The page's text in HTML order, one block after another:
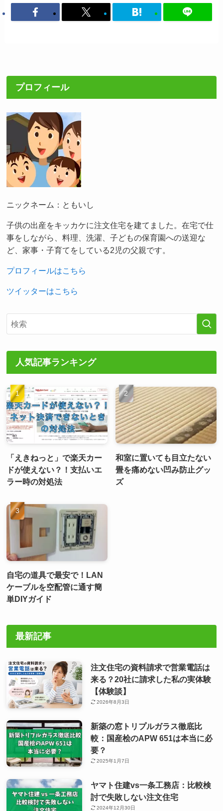
プロフィール
ニックネーム：ともいし
子供の出産をキッカケに注文住宅を建てました。在宅で仕
事をしながら、料理、洗濯、子どもの保育園への送迎な
ど、家事・子育てをしている2児の父親です。
プロフィールはこちら
ツイッターはこちら
人気記事ランキング
「えきねっと」で楽天カー
ドが使えない？！支払いエ
ラー時の対処法
和室に置いても目立たない
畳を痛めない凹み防止グッ
ズ
自宅の道具で最安で！LAN
ケーブルを空配管に通す簡
単DIYガイド
最新記事
注文住宅の資料請求で営業電話は
来る？20社に請求した私の実体験
【体験談】
2026年8月3日
新築の窓トリプルガラス徹底比
較：国産桧のAPW 651は本当に必
要？
2025年1月7日
ヤマト住建vs一条工務店：比較検
討で失敗しない注文住宅
2024年12月30日